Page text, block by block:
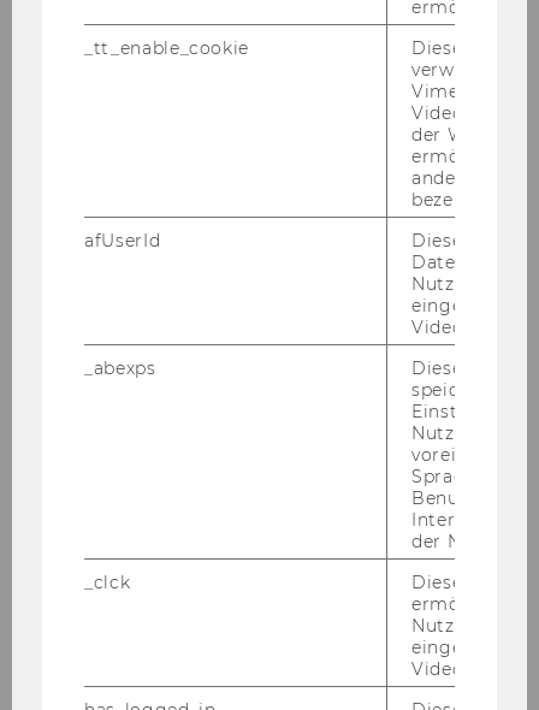
Univ.Prof.DDr. H. René Laurer
Institut für Österr. & Europ.
Univ.Prof.Dr. Michael Holoubek
Institut für Österr. & Europ.
Univ.Prof. DDr. Chris­toph Gra­ben­war­ter
In­sti­tuts­vor­stand
In­sti­tut f. Ös­ter­rei­chi­sches und Eu­ro­päi­sches
170) Be­voll­mäch­ti­gung/ De­part­ment für In­
for­ma­ti­ons­ver­ar­bei­tung und Pro­zess­ma­
Rek­to­rats für die Be­voll­mäch­ti­gung von Ar­beit­
neh­me­rin­nen und Ar­beit­neh­mern der Wirt­
schafts­uni­ver­si­tät Wien (Mit­tei­lungs­blatt 21.
Stück, Nr. 102, vom 27.1.2004, in der Fas­sung
ermöglichen
_tt_enable_cookie
Dieses
verwendet,
Vimeo-
der WU-
ermöglichen
andere nicht
bezeichnete
afUserId
Dieses
Daten von
Videos
_abexps
Dieses Cookie
speichert
Nutzer*in, zB.
Sprache,
der Nutzer*in
_clck
Dieses Cookie
ermöglicht
Nutzung des
Video Players